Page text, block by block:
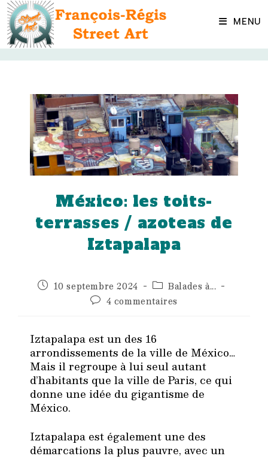
Skip
content MENU
México: les toits-
terrasses / azoteas de
Iztapalapa
Publication
publiée :
10 septembre 2024 Post
category:
Balades à...
Commentaires
publication :
4 commentaires
Iztapalapa est un des 16
arrondissements de la ville de México…
Mais il regroupe à lui seul autant
d’habitants que la ville de Paris, ce qui
donne une idée du gigantisme de
México.
Iztapalapa est également une des
démarcations la plus pauvre, avec un